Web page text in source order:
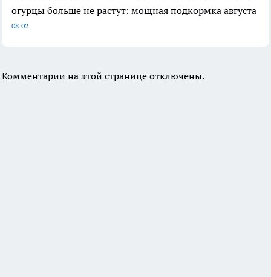
огурцы больше не растут: мощная подкормка августа
08:02
Комментарии на этой странице отключены.